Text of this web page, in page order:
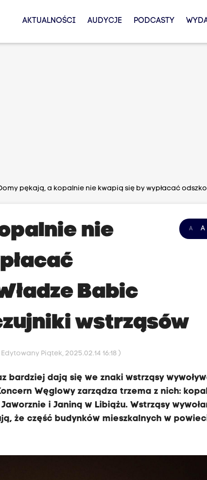
AKTUALNOŚCI AUDYCJE PODCASTY
pękają, a kopalnie nie kwapią się by wypłacać
A A
nie
Babic
wstrząsów
Edytowany Piątek, 2025.02.14 16:18 )
bardziej dają się we znaki wstrząsy
Węglowy zarządza trzema z nich:
i Janiną w Libiążu. Wstrząsy
że część budynków mieszkalnych w